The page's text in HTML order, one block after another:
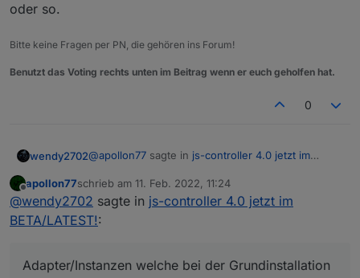
oder so.
Bitte keine Fragen per PN, die gehören ins Forum!
Benutzt das Voting rechts unten im Beitrag wenn er euch geholfen hat.
0
wendy2702@apollon77 sagte in js-controller 4.0 jetzt im
Formal Slave-Host neu aufsetzen mit nem
browse) an den Master verbinden. Dann
Zur Info:
habe einen PI3 als Slave.
8GB Industrie SD Karte mit 64bit Bulleye lite per
Offline
apollon77schrieb am 11. Feb. 2022, 11:24
zuletzt editiert von
@wendy2702 sagte in js-controller 4.0 jetzt im
BETA/LATEST!:
Adapter/Instanzen welche bei der Grundinstallation